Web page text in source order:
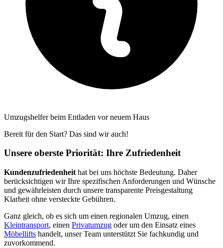
Umzugshelfer beim Entladen vor neuem Haus
Bereit für den Start? Das sind wir auch!
Unsere oberste Priorität: Ihre Zufriedenheit
Kundenzufriedenheit hat bei uns höchste Bedeutung. Daher
berücksichtigen wir Ihre spezifischen Anforderungen und Wünsche
und gewährleisten durch unsere transparente Preisgestaltung
Klarheit ohne versteckte Gebühren.
Ganz gleich, ob es sich um einen regionalen Umzug, einen
Kleintransport, einen Privatumzug oder um den Einsatz eines
Möbellifts handelt, unser Team unterstützt Sie fachkundig und
zuvorkommend.